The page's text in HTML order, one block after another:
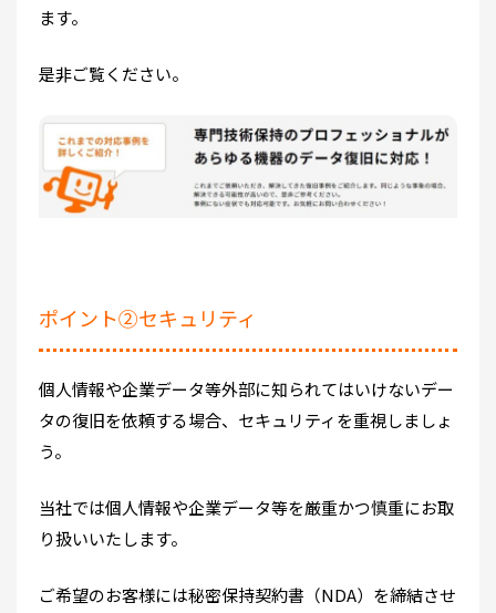
ます。
是非ご覧ください。
ポイント②セキュリティ
個人情報や企業データ等外部に知られてはいけないデー
タの復旧を依頼する場合、セキュリティを重視しましょ
う。
当社では個人情報や企業データ等を厳重かつ慎重にお取
り扱いいたします。
ご希望のお客様には秘密保持契約書（NDA）を締結させ